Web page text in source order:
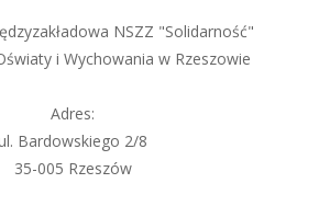
NSZZ "Solidarność"
i Wychowania w Rzeszowie
Adres:
Bardowskiego 2/8
35-005 Rzeszów